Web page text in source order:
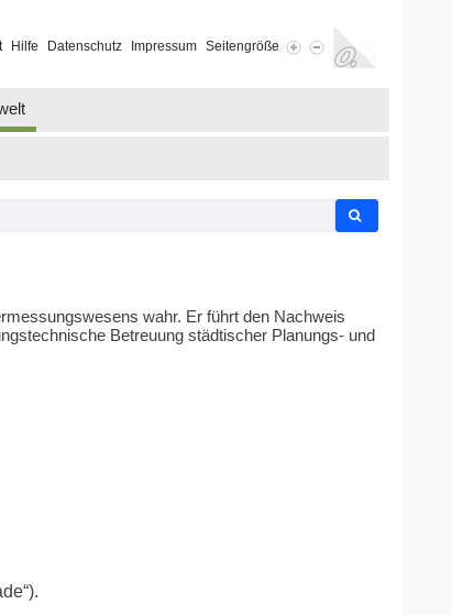
Hilfe Datenschutz Impressum Seitengröße
wahr. Er führt den Nachweis
Betreuung städtischer Planungs- und